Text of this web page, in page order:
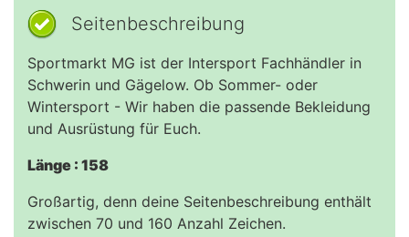
Seitenbeschreibung
Sportmarkt MG ist der Intersport Fachhändler in
Schwerin und Gägelow. Ob Sommer- oder
Wintersport - Wir haben die passende Bekleidung
und Ausrüstung für Euch.
Länge : 158
Großartig, denn deine Seitenbeschreibung enthält
zwischen 70 und 160 Anzahl Zeichen.